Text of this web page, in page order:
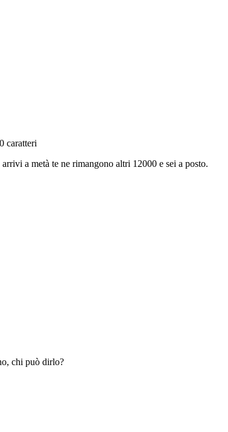
caratteri
a metà te ne rimangono altri 12000 e sei a posto.
chi può dirlo?